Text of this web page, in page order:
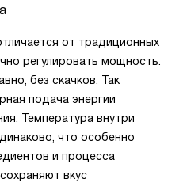
от традиционных
регулировать мощность.
без скачков. Так
подача энергии
Температура внутри
что особенно
и процесса
вкус